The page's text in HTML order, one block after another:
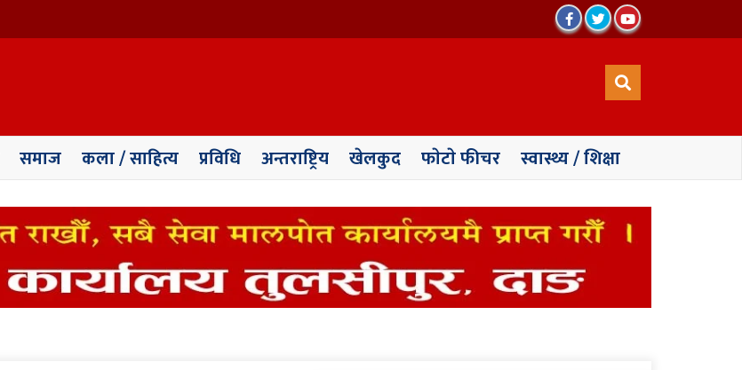
समाज कला / साहित्य प्रविधि अन्तराष्ट्रिय खेलकुद फाेटाे फीचर स्वास्थ्य / शिक्षा